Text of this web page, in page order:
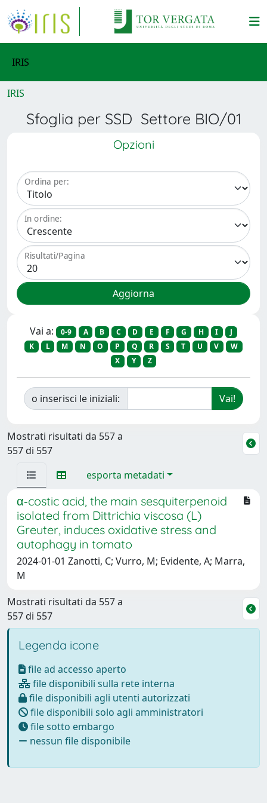
IRIS
IRIS
Sfoglia per SSD Settore BIO/01
Opzioni
Ordina per:
In ordine:
Risultati/Pagina
Vai a: 0-9 A B C D E F G H I
J
K
L M N O P Q R S T U V
W
X
Y Z
o inserisci le iniziali:
Mostrati risultati da 557 a
557 di 557
esporta metadati
α‐costic acid, the main sesquiterpenoid
isolated from Dittrichia viscosa (L)
Greuter, induces oxidative stress and
autophagy in tomato
2024-01-01 Zanotti, C; Vurro, M; Evidente, A; Marra,
M
Mostrati risultati da 557 a
557 di 557
Legenda icone
file ad accesso aperto
file disponibili sulla rete interna
file disponibili agli utenti autorizzati
file disponibili solo agli amministratori
file sotto embargo
nessun file disponibile